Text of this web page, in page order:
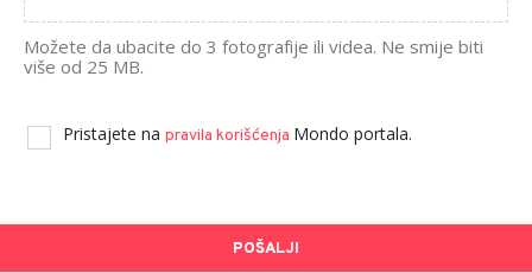
Možete da ubacite do 3 fotografije ili videa. Ne smije biti
više od 25 MB.
Pristajete na pravila korišćenja Mondo portala.
POŠALJI